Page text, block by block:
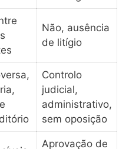
Não, ausência
de litígio
Controlo
judicial,
administrativo,
sem oposição
Aprovação de